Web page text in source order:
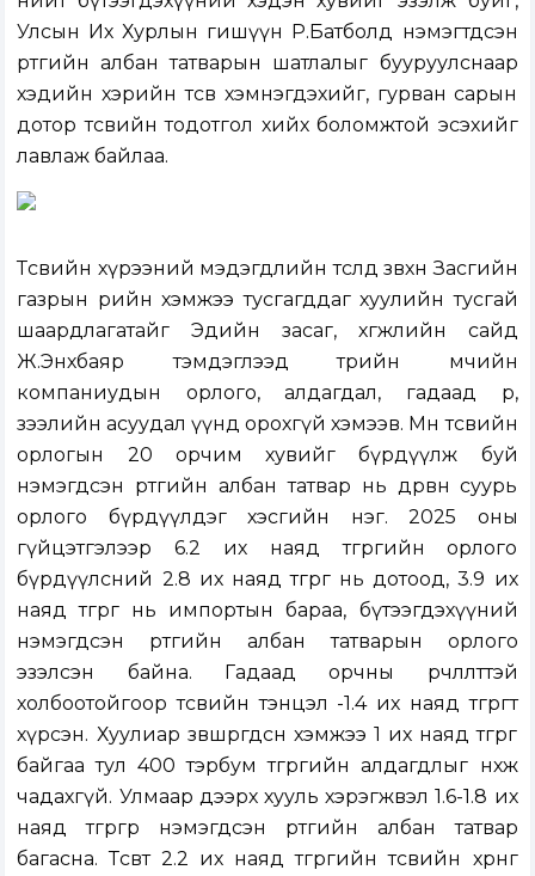
Улсын Их Хурлын гишүүн Р.Батболд нэмэгтдсэн
өртгийн албан татварын шатлалыг бууруулснаар
хэдийн хэрийн төсөв хэмнэгдэхийг, гурван сарын
дотор төсвийн тодотгол хийх боломжтой эсэхийг
лавлаж байлаа.
Төсвийн хүрээний мэдэгдлийн төсөлд зөвхөн Засгийн
газрын өрийн хэмжээ тусгагддаг хуулийн тусгай
шаардлагатайг Эдийн засаг, хөгжлийн сайд
Ж.Энхбаяр тэмдэглээд төрийн өмчийн
компаниудын орлого, алдагдал, гадаад өр,
зээлийн асуудал үүнд орохгүй хэмээв. Мөн төсвийн
орлогын 20 орчим хувийг бүрдүүлж буй
нэмэгдсэн өртгийн албан татвар нь дөрвөн суурь
орлого бүрдүүлдэг хэсгийн нэг. 2025 оны
гүйцэтгэлээр 6.2 их наяд төгрөгийн орлого
бүрдүүлсний 2.8 их наяд төгрөг нь дотоод, 3.9 их
наяд төгрөг нь импортын бараа, бүтээгдэхүүний
нэмэгдсэн өртгийн албан татварын орлого
эзэлсэн байна. Гадаад орчны өөрчлөлттэй
холбоотойгоор төсвийн тэнцэл -1.4 их наяд төгрөгт
хүрсэн. Хуулиар зөвшөөрөгдсөн хэмжээ 1 их наяд төгрөг
байгаа тул 400 тэрбум төгрөгийн алдагдлыг нөхөж
чадахгүй. Улмаар дээрх хууль хэрэгжвэл 1.6-1.8 их
наяд төгрөгөөр нэмэгдсэн өртгийн албан татвар
багасна. Төсөвт 2.2 их наяд төгрөгийн төсвийн хөрөнгө